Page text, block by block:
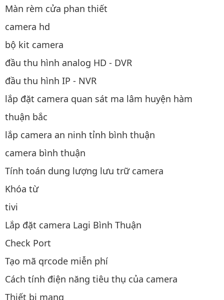
Màn rèm cửa phan thiết
camera hd
bộ kit camera
đầu thu hình analog HD - DVR
đầu thu hình IP - NVR
lắp đặt camera quan sát ma lâm huyện hàm
thuận bắc
lắp camera an ninh tỉnh bình thuận
camera bình thuận
Tính toán dung lượng lưu trữ camera
Khóa từ
tivi
Lắp đặt camera Lagi Bình Thuận
Check Port
Tạo mã qrcode miễn phí
Cách tính điện năng tiêu thụ của camera
Thiết bị mạng